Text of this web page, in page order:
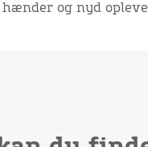
hænder og nyd